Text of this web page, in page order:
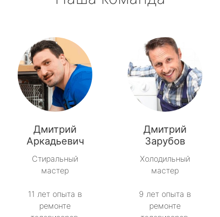
Дмитрий
Аркадьевич
Стиральный
мастер
11 лет опыта в
ремонте
Дмитрий
Зарубов
Холодильный
мастер
9 лет опыта в
ремонте